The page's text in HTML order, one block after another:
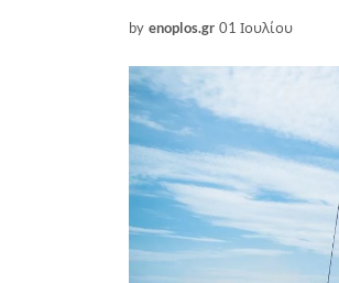
by enoplos.gr 01 Ιουλίου